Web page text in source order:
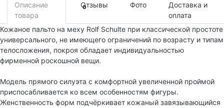
Описание
товара
Отзывы
0 Фото
Доставка и
оплата
Кожаное пальто на меху Rolf Schulte при классической простоте
универсального, не имеющего ограничений по возрасту и типам
телосложения, покроя обладает индивидуальностью
фирменной роскошной вещи.
Модель прямого силуэта с комфортной увеличенной проймой
приспосабливается ко всем особенностям фигуры.
Женственность форм подчёркивает кожаный завязывающийся